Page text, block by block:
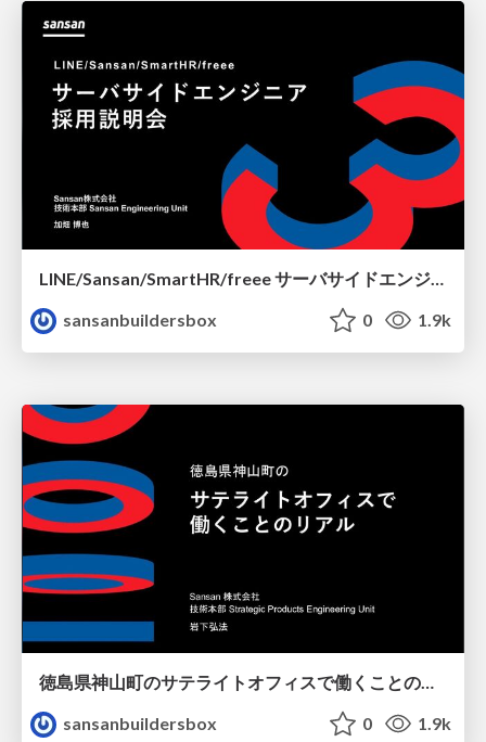
LINE/Sansan/SmartHR/freee サーバサイドエンジニア 採用説明会
sansanbuildersbox
0 1.9k
徳島県神山町のサテライトオフィスで働くことのリアル
sansanbuildersbox
0 1.9k